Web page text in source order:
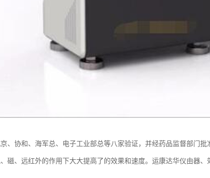
、协和、海军总、电子工业部总等八家验证，并经药品监督部门批
磁、远红外的作用下大大提高了的效果和速度。运康达华仪由器